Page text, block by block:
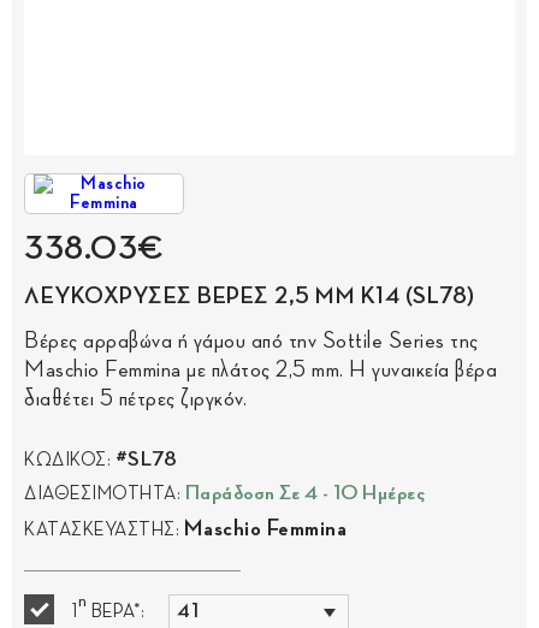
338.03€
ΛΕΥΚΟΧΡΥΣΕΣ ΒΕΡΕΣ 2,5 MM Κ14 (SL78)
Βέρες αρραβώνα ή γάμου από την Sottile Series της
Maschio Femmina με πλάτος 2,5 mm. Η γυναικεία βέρα
διαθέτει 5 πέτρες ζιργκόν.
ΚΩΔΙΚΟΣ: #SL78
ΔΙΑΘΕΣΙΜΟΤΗΤΑ: Παράδοση Σε 4 - 10 Ημέρες
ΚΑΤΑΣΚΕΥΑΣΤΗΣ: Maschio Femmina
η
ΒΕΡΑ*: